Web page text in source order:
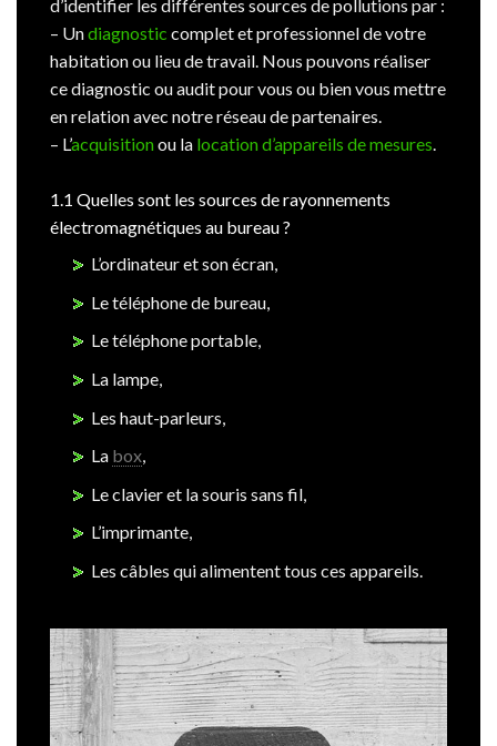
d’identifier les différentes sources de pollutions par :
– Undiagnostic complet et professionnel de votre
habitation ou lieu de travail. Nous pouvons réaliser
ce diagnostic ou audit pour vous ou bien vous mettre
en relation avec notre réseau de partenaires.
– L’acquisitionou la location d’appareils de mesures.
1.1 Quelles sont les sources de rayonnements
électromagnétiques au bureau ?
L’ordinateur et son écran,
Le téléphone de bureau,
Le téléphone portable,
La lampe,
Les haut-parleurs,
La box,
Le clavier et la souris sans fil,
L’imprimante,
Les câbles qui alimentent tous ces appareils.